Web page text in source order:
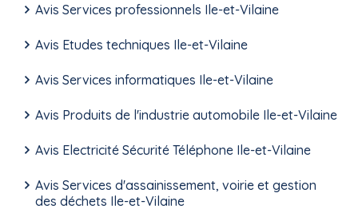
Avis Services professionnels Ile-et-Vilaine
Avis Etudes techniques Ile-et-Vilaine
Avis Services informatiques Ile-et-Vilaine
Avis Produits de l'industrie automobile Ile-et-Vilaine
Avis Electricité Sécurité Téléphone Ile-et-Vilaine
Avis Services d'assainissement, voirie et gestion
des déchets Ile-et-Vilaine